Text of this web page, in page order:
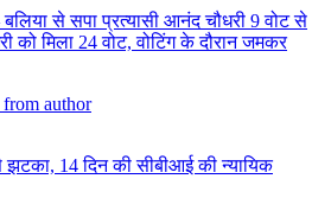
से सपा प्रत्यासी आनंद चौधरी 9 वोट से
को मिला 24 वोट, वोटिंग के दौरान जमकर
author
झटका, 14 दिन की सीबीआई की न्यायिक